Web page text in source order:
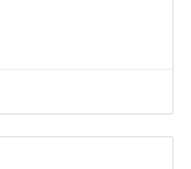
hình chuẩn : Copy + in
45 bản /phút . Bộ